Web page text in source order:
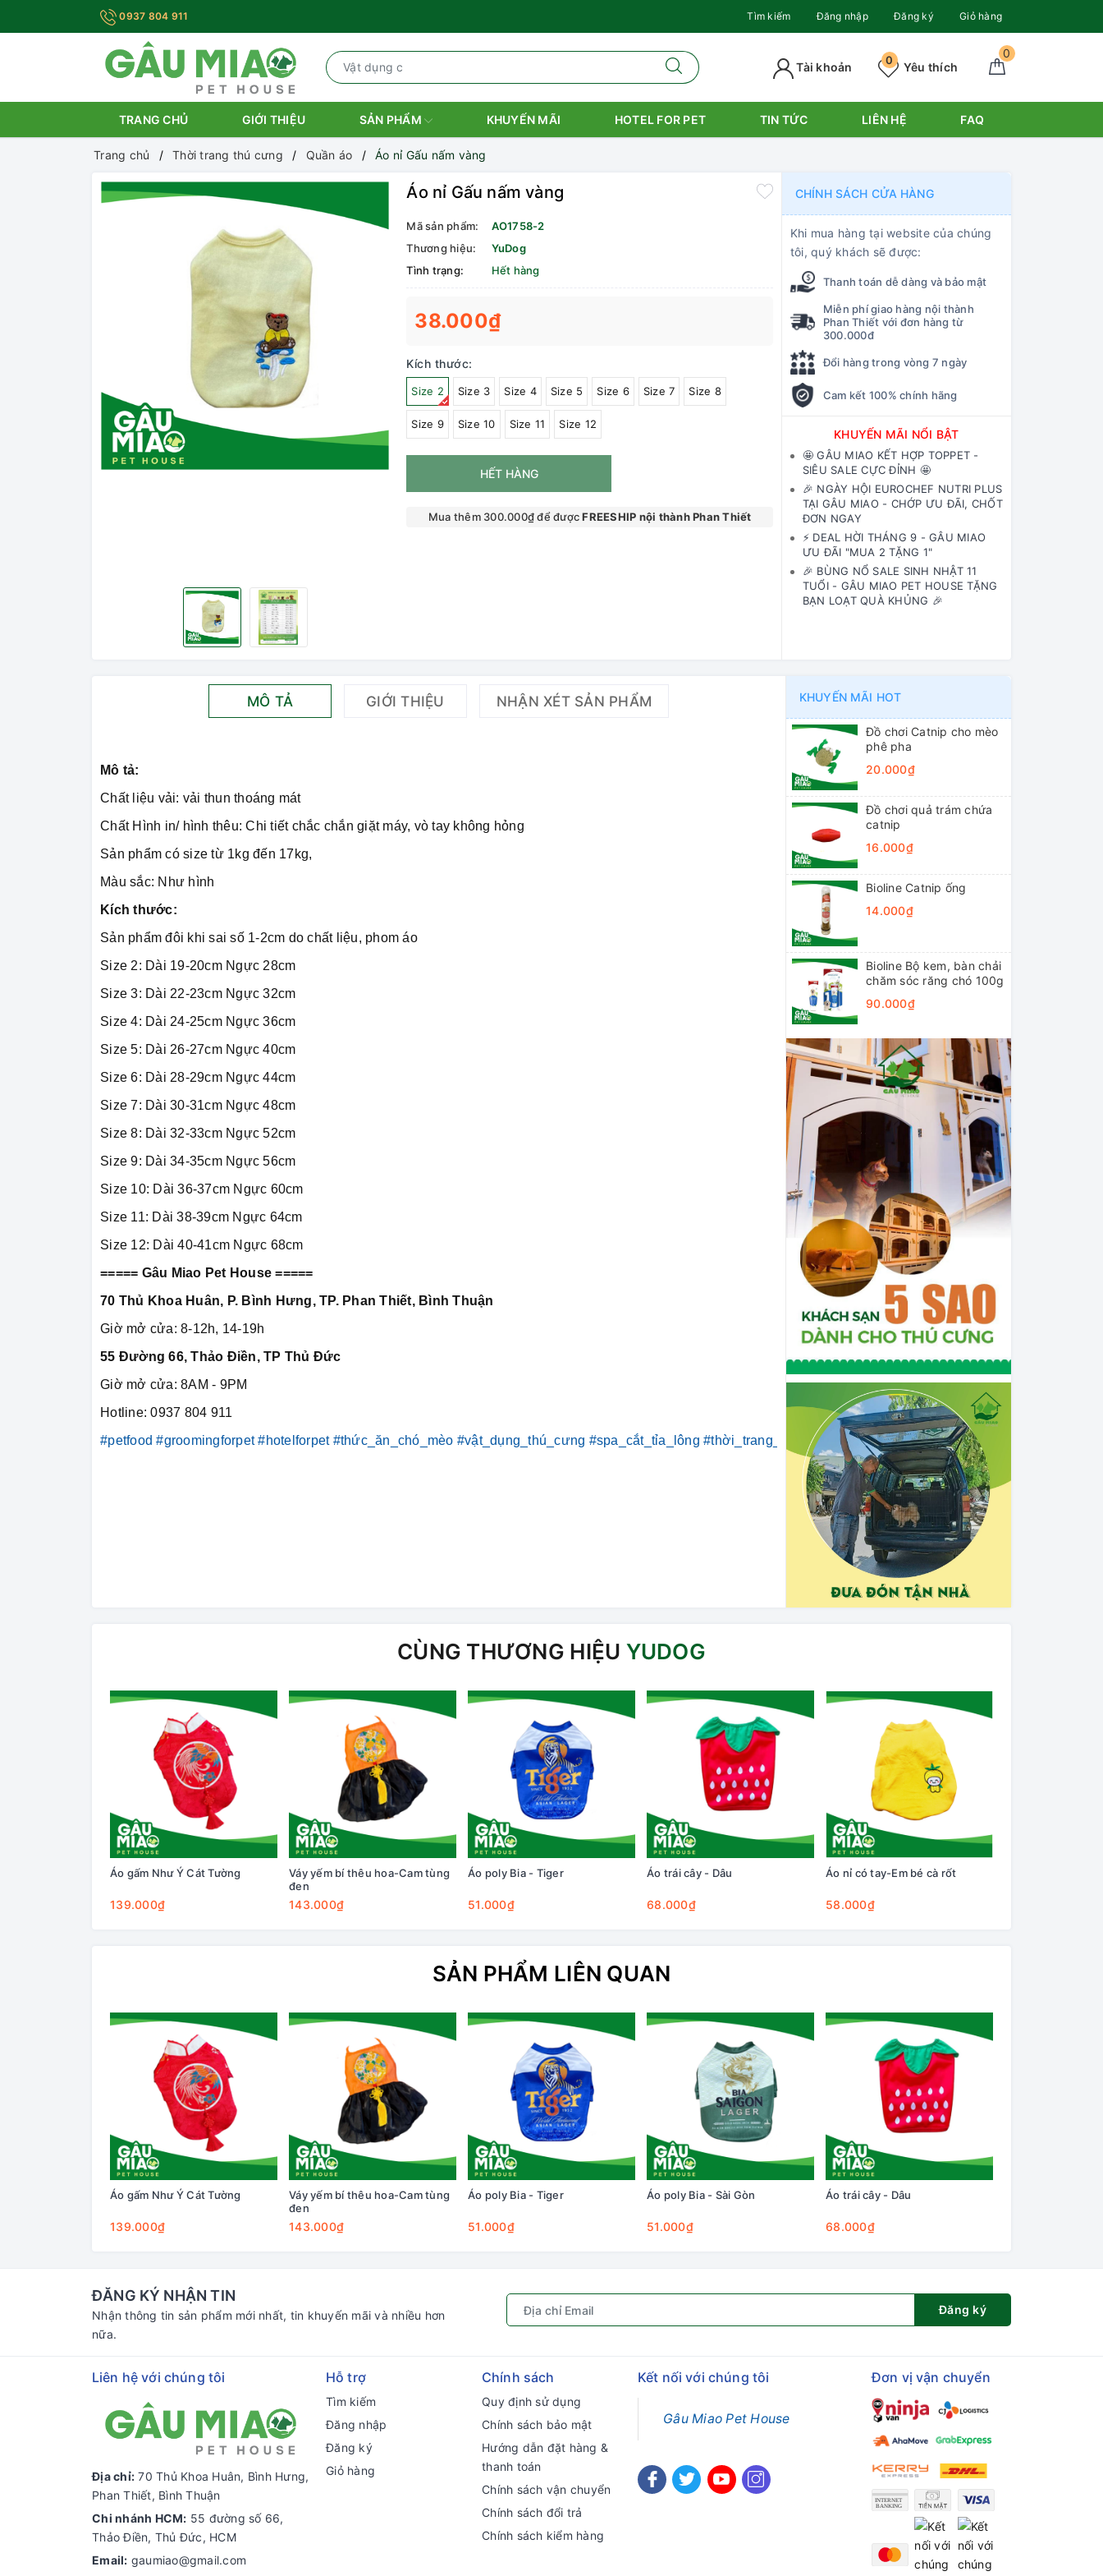
0937 804 911 Tìm kiếm Đăng nhập Đăng ký Giỏ hàng
0
Yêu thích
0
Tài khoản
TRANG CHỦ GIỚI THIỆU SẢN PHẨM KHUYẾN MÃI HOTEL FOR PET TIN TỨC LIÊN HỆ FAQ
Trang chủ Thời trang thú cưng Quần áo Áo nỉ Gấu nấm vàng
Áo nỉ Gấu nấm vàng
Mã sản phẩm:
AO1758-2
Thương hiệu:
YuDog
Tình trạng:
Hết hàng
38.000₫
Kích thước:
Size 2 Size 3 Size 4 Size 5 Size 6 Size 7 Size 8
Size 9 Size 10 Size 11 Size 12
HẾT HÀNG
Mua thêm 300.000₫ để đượcFREESHIP nội thành Phan Thiết
CHÍNH SÁCH CỬA HÀNG
Khi mua hàng tại website của chúng
tôi, quý khách sẽ được:
Thanh toán dễ dàng và bảo mật
Miễn phí giao hàng nội thành
Phan Thiết với đơn hàng từ
300.000đ
Đổi hàng trong vòng 7 ngày
Cam kết 100% chính hãng
KHUYẾN MÃI NỔI BẬT
🤩 GÂU MIAO KẾT HỢP TOPPET -
SIÊU SALE CỰC ĐỈNH 🤩
🎉 NGÀY HỘI EUROCHEF NUTRI PLUS
TẠI GÂU MIAO - CHỚP ƯU ĐÃI, CHỐT
ĐƠN NGAY
⚡️ DEAL HỜI THÁNG 9 - GÂU MIAO
ƯU ĐÃI "MUA 2 TẶNG 1"
🎉 BÙNG NỔ SALE SINH NHẬT 11
TUỔI - GÂU MIAO PET HOUSE TẶNG
BẠN LOẠT QUÀ KHỦNG 🎉
MÔ TẢ GIỚI THIỆU NHẬN XÉT SẢN PHẨM
Mô tả:
Chất liệu vải: vải thun thoáng mát
Chất Hình in/ hình thêu: Chi tiết chắc chắn giặt máy, vò tay không hỏng
Sản phẩm có size từ 1kg đến 17kg,
Màu sắc: Như hình
Kích thước:
Sản phẩm đôi khi sai số 1-2cm do chất liệu, phom áo
Size 2: Dài 19-20cm Ngực 28cm
Size 3: Dài 22-23cm Ngực 32cm
Size 4: Dài 24-25cm Ngực 36cm
Size 5: Dài 26-27cm Ngực 40cm
Size 6: Dài 28-29cm Ngực 44cm
Size 7: Dài 30-31cm Ngực 48cm
Size 8: Dài 32-33cm Ngực 52cm
Size 9: Dài 34-35cm Ngực 56cm
Size 10: Dài 36-37cm Ngực 60cm
Size 11: Dài 38-39cm Ngực 64cm
Size 12: Dài 40-41cm Ngực 68cm
===== Gâu Miao Pet House =====
70 Thủ Khoa Huân, P. Bình Hưng, TP. Phan Thiết, Bình Thuận
Giờ mở cửa: 8-12h, 14-19h
55 Đường 66, Thảo Điền, TP Thủ Đức
Giờ mở cửa: 8AM - 9PM
Hotline: 0937 804 911
#petfood #groomingforpet #hotelforpet #thức_ăn_chó_mèo #vật_dụng_thú_cưng #spa_cắt_tỉa_lông #thời_trang_thú_cưng #khách_sạn_thú_cưng
KHUYẾN MÃI HOT
Đồ chơi Catnip cho mèo
phê pha
20.000₫
Đồ chơi quả trám chứa
catnip
16.000₫
Bioline Catnip ống
14.000₫
Bioline Bộ kem, bàn chải
chăm sóc răng chó 100g
90.000₫
CÙNG THƯƠNG HIỆU YUDOG
Áo gấm Như Ý Cát Tường
139.000₫
Váy yếm bí thêu hoa-Cam tùng
đen
143.000₫
Áo poly Bia - Tiger
51.000₫
Áo trái cây - Dâu
68.000₫
Áo nỉ có tay-Em bé cà rốt
58.000₫
SẢN PHẨM LIÊN QUAN
Áo gấm Như Ý Cát Tường
139.000₫
Váy yếm bí thêu hoa-Cam tùng
đen
143.000₫
Áo poly Bia - Tiger
51.000₫
Áo poly Bia - Sài Gòn
51.000₫
Áo trái cây - Dâu
68.000₫
ĐĂNG KÝ NHẬN TIN
Nhận thông tin sản phẩm mới nhất, tin khuyến mãi và nhiều hơn
nữa.
Đăng ký
Liên hệ với chúng tôi
Địa chỉ: 70 Thủ Khoa Huân, Bình Hưng,
Phan Thiết, Bình Thuận
Chi nhánh HCM: 55 đường số 66,
Thảo Điền, Thủ Đức, HCM
Email: gaumiao@gmail.com
Hỗ trợ
Tìm kiếm
Đăng nhập
Đăng ký
Giỏ hàng
Chính sách
Quy định sử dụng
Chính sách bảo mật
Hướng dẫn đặt hàng &
thanh toán
Chính sách vận chuyển
Chính sách đổi trả
Chính sách kiểm hàng
Kết nối với chúng tôi
Gâu Miao Pet House
Đơn vị vận chuyển